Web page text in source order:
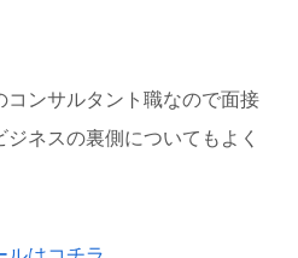
ンサルタント職なので面接
ネスの裏側についてもよく